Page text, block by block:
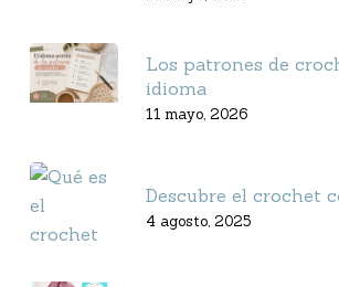
Los patrones de
idioma
11 mayo, 2026
Descubre el crochet
4 agosto, 2025